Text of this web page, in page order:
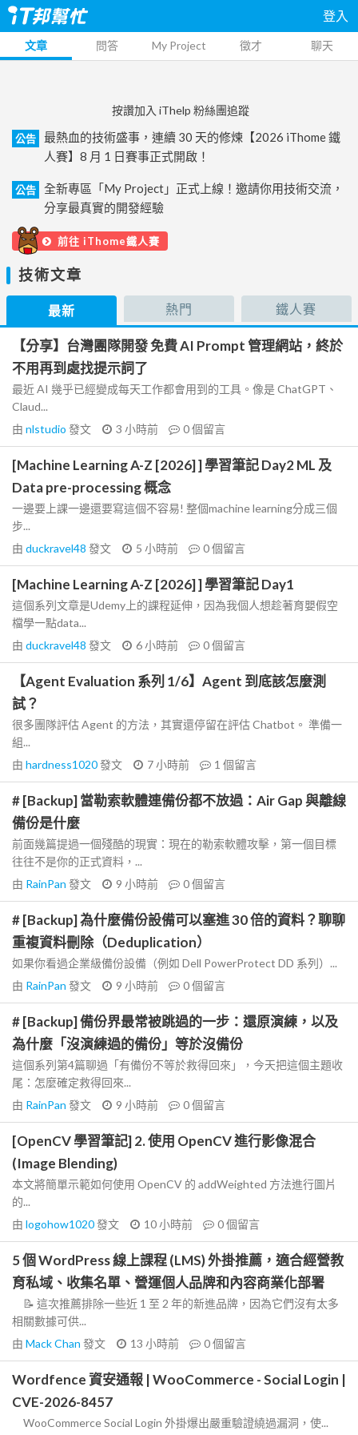
登入
文章 問答 My Project 徵才 聊天
按讚加入 iThelp 粉絲團追蹤
公告
最熱血的技術盛事，連續 30 天的修煉【2026 iThome 鐵
人賽】8 月 1 日賽事正式開啟！
公告
全新專區「My Project」正式上線！邀請你用技術交流，
分享最真實的開發經驗
前往 iThome鐵人賽
技術文章
最新 熱門 鐵人賽
【分享】台灣團隊開發 免費 AI Prompt 管理網站，終於
不用再到處找提示詞了
最近 AI 幾乎已經變成每天工作都會用到的工具。像是 ChatGPT、
Claud...
由 nlstudio 發文 3 小時前 0個留言
[Machine Learning A-Z [2026] ] 學習筆記 Day2 ML 及
Data pre-processing 概念
一邊要上課一邊還要寫這個不容易! 整個machine learning分成三個
步...
由 duckravel48 發文 5 小時前 0個留言
[Machine Learning A-Z [2026] ] 學習筆記 Day1
這個系列文章是Udemy上的課程延伸，因為我個人想趁著育嬰假空
檔學一點data...
由 duckravel48 發文 6 小時前 0個留言
【Agent Evaluation 系列 1/6】Agent 到底該怎麼測
試？
很多團隊評估 Agent 的方法，其實還停留在評估 Chatbot。 準備一
組...
由 hardness1020發文 7 小時前 1 個留言
# [Backup] 當勒索軟體連備份都不放過：Air Gap 與離線
備份是什麼
前面幾篇提過一個殘酷的現實：現在的勒索軟體攻擊，第一個目標
往往不是你的正式資料，...
由 RainPan 發文 9 小時前 0個留言
# [Backup] 為什麼備份設備可以塞進 30 倍的資料？聊聊
重複資料刪除（Deduplication）
如果你看過企業級備份設備（例如 Dell PowerProtect DD 系列）...
由 RainPan 發文 9 小時前 0個留言
# [Backup] 備份界最常被跳過的一步：還原演練，以及
為什麼「沒演練過的備份」等於沒備份
這個系列第4篇聊過「有備份不等於救得回來」，今天把這個主題收
尾：怎麼確定救得回來...
由 RainPan 發文 9 小時前 0個留言
[OpenCV 學習筆記] 2. 使用 OpenCV 進行影像混合
(Image Blending)
本文將簡單示範如何使用 OpenCV 的 addWeighted 方法進行圖片
的...
由 logohow1020發文 10 小時前 0個留言
5 個 WordPress 線上課程 (LMS) 外掛推薦，適合經營教
育私域、收集名單、營運個人品牌和內容商業化部署
📝 這次推薦排除一些近 1 至 2 年的新進品牌，因為它們沒有太多
相關數據可供...
由 Mack Chan 發文 13 小時前 0個留言
Wordfence 資安通報 | WooCommerce - Social Login |
CVE-2026-8457
WooCommerce Social Login 外掛爆出嚴重驗證繞過漏洞，使...